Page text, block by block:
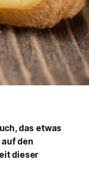
das etwas
den
dieser